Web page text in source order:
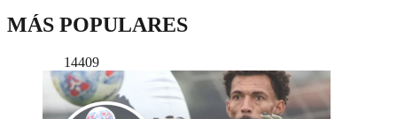
MÁS POPULARES
14409